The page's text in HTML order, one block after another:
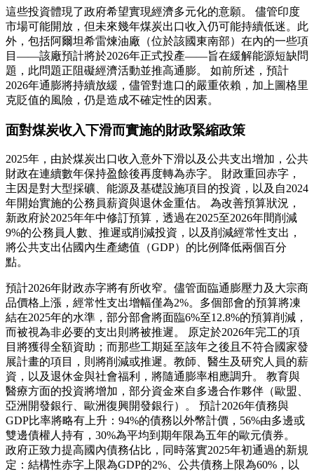
這些投資體現了政府希望實現經濟多元化的意願。 儘管印度
市場可能開放，但未來幾年煤炭出口收入仍可能持續低迷。此
外，包括阿爾坦希雷煉油廠（位於該國東南部）在內的一些項
目——該廠預計將於2026年正式投產——旨在緩解能源短缺問
題，此問題正阻礙經濟活動並推高通膨。 如前所述，預計
2026年通膨將持續放緩，儘管對進口的嚴重依賴，加上圖格里
克貶值的風險，仍是造成不確定性的因素。
面對煤炭收入下滑而實施的財政緊縮政策
2025年，由於煤炭出口收入意外下滑以及公共支出增加，公共
財政在連續數年保持盈餘後再度轉為赤字。 財政重回赤字，
主因是對大型採礦、能源及基礎設施項目的投資，以及自2024
年開始實施的公務員薪資與退休金重估。 為改善預算狀況，
新政府於2025年年中修訂預算，透過在2025至2026年間削減
9%的公務員人數、推遲或削減投資，以及削減經常性支出，
將公共支出佔國內生產總值（GDP）的比例降低兩個百分
點。
預計2026年財政赤字將有所收窄。儘管面臨通膨壓力及大宗商
品價格上漲，經常性支出增幅僅為2%。多個部會的預算將凍
結在2025年的水準，部分部會將面臨6%至12.8%的預算削減，
而被視為非必要的支出則將被推遲。 原定於2026年完工的項
目將獲得全額資助；而那些工期延至該年之後且不符合國家發
展計畫的項目，則將削減或推遲。教師、醫生及研究人員的薪
資，以及退休金與社會福利，將隨通膨率相應調升。 教育與
醫療方面的投資將增加，部分資金來自多邊合作夥伴（歐盟、
亞洲開發銀行、歐洲復興開發銀行）。 預計2026年債務與
GDP比率將略有上升：94%的債務以外幣計價，56%由多邊或
雙邊債權人持有，30%為平均到期年限為五年的歐元債券。
政府正致力提高國內債務佔比，同時落實2025年初通過的新規
定：結構性赤字上限為GDP的2%、公共債務上限為60%，以